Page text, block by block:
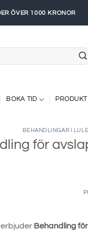
ÖVER 1000 KRONOR
BOKA TID
BEHANDLINGAR I
för
erbjuder Behandling